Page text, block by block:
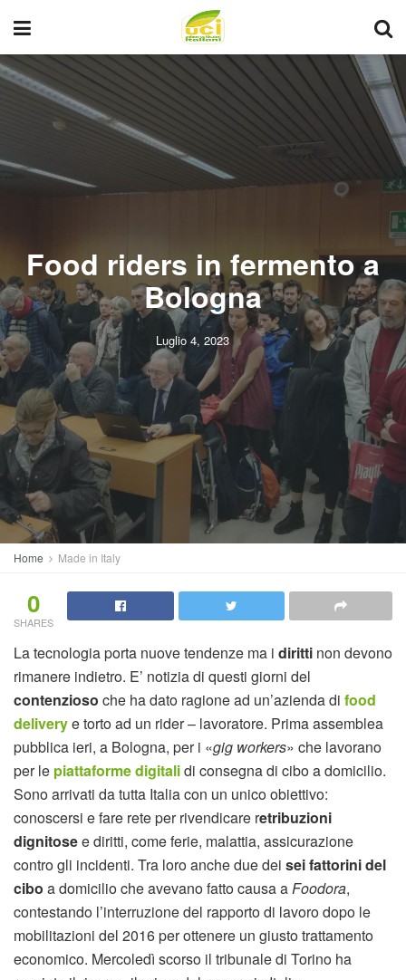
Food riders in fermento a
Bologna
Luglio 4, 2023
Home Made in Italy
0
SHARES
La tecnologia porta nuove tendenze ma i diritti non devono
rimanere indietro. E’ notizia di questi giorni del
contenzioso che ha dato ragione ad un’azienda di food
deliverye torto ad un rider – lavoratore. Prima assemblea
pubblica ieri, a Bologna, per i «gig workers» che lavorano
per le piattaforme digitalidi consegna di cibo a domicilio.
Sono arrivati da tutta Italia con un unico obiettivo:
conoscersi e fare rete per rivendicare retribuzioni
dignitosee diritti, come ferie, malattia, assicurazione
contro gli incidenti. Tra loro anche due dei sei fattorini del
cibo a domicilio che avevano fatto causa aFoodora,
contestando l’interruzione del rapporto di lavoro dopo le
mobilitazioni del 2016 per ottenere un giusto trattamento
economico. Mercoledì scorso il tribunale di Torino ha